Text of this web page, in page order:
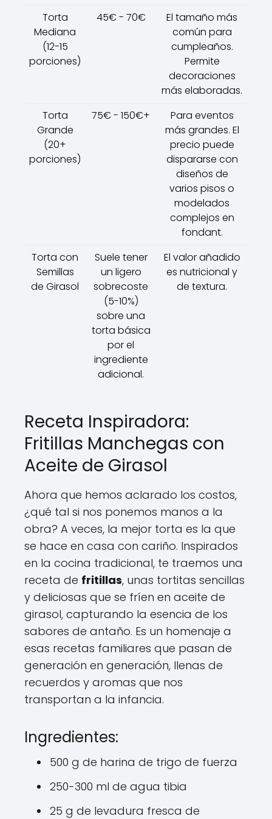
Torta
Mediana
(12-15
porciones)
45€ - 70€
El tamaño más
común para
cumpleaños.
Permite
decoraciones
más elaboradas.
Torta
Grande
(20+
porciones)
75€ - 150€+
Para eventos
más grandes. El
precio puede
dispararse con
diseños de
varios pisos o
modelados
complejos en
fondant.
Torta con
Semillas
de Girasol
Suele tener
un ligero
sobrecoste
(5-10%)
sobre una
torta básica
por el
ingrediente
adicional.
El valor añadido
es nutricional y
de textura.
Receta Inspiradora:
Fritillas Manchegas con
Aceite de Girasol
Ahora que hemos aclarado los costos,
¿qué tal si nos ponemos manos a la
obra? A veces, la mejor torta es la que
se hace en casa con cariño. Inspirados
en la cocina tradicional, te traemos una
receta de fritillas, unas tortitas sencillas
y deliciosas que se fríen en aceite de
girasol, capturando la esencia de los
sabores de antaño. Es un homenaje a
esas recetas familiares que pasan de
generación en generación, llenas de
recuerdos y aromas que nos
transportan a la infancia.
Ingredientes:
500 g de harina de trigo de fuerza
250-300 ml de agua tibia
25 g de levadura fresca de